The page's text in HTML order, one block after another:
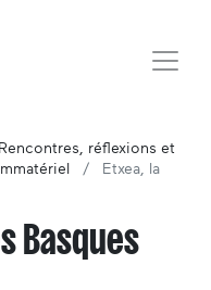
Rencontres, réflexions et
Etxea, la
Basques